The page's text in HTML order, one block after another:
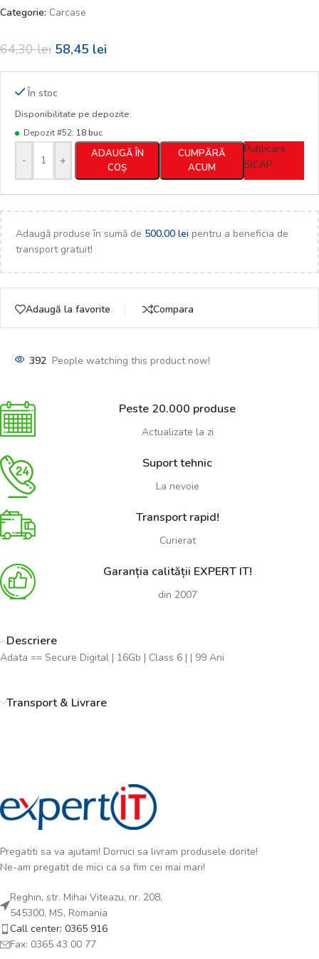
Categorie: Carcase
64,30lei 58,45 lei
În stoc
Disponibilitate pe depozite:
Depozit #52: 18 buc
- +
ADAUGĂ ÎN
COȘ
CUMPĂRĂ
ACUM
Publicare
SICAP
Adaugă produse în sumă de 500,00 lei pentru a beneficia de
transport gratuit!
Adaugă la favorite Compara
392 People watching this product now!
Peste 20.000 produse
Actualizate la zi
Suport tehnic
La nevoie
Transport rapid!
Curierat
Garanția calității EXPERT IT!
din 2007
Descriere
Adata == Secure Digital | 16Gb | Class 6 | | 99 Ani
Transport & Livrare
Pregatiti sa va ajutam! Dornici sa livram produsele dorite!
Ne-am pregatit de mici ca sa fim cei mai mari!
Reghin, str. Mihai Viteazu, nr. 208,
545300, MS, Romania
Call center: 0365 916
Fax: 0365 43 00 77